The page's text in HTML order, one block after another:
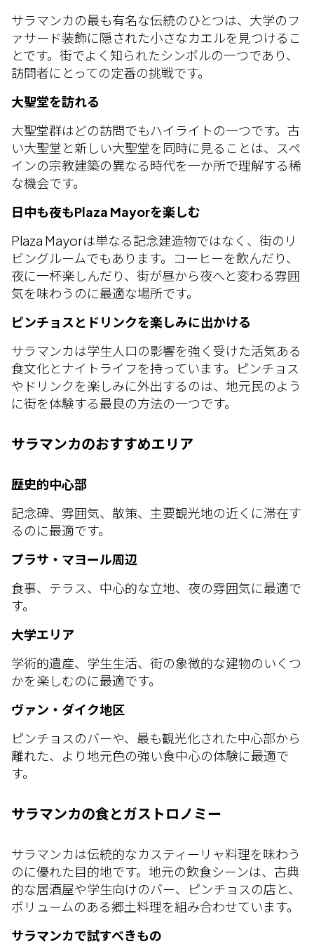
サラマンカの最も有名な伝統のひとつは、大学のフ
ァサード装飾に隠された小さなカエルを見つけるこ
とです。街でよく知られたシンボルの一つであり、
訪問者にとっての定番の挑戦です。
大聖堂を訪れる
大聖堂群はどの訪問でもハイライトの一つです。古
い大聖堂と新しい大聖堂を同時に見ることは、スペ
インの宗教建築の異なる時代を一か所で理解する稀
な機会です。
日中も夜もPlaza Mayorを楽しむ
Plaza Mayorは単なる記念建造物ではなく、街のリ
ビングルームでもあります。コーヒーを飲んだり、
夜に一杯楽しんだり、街が昼から夜へと変わる雰囲
気を味わうのに最適な場所です。
ピンチョスとドリンクを楽しみに出かける
サラマンカは学生人口の影響を強く受けた活気ある
食文化とナイトライフを持っています。ピンチョス
やドリンクを楽しみに外出するのは、地元民のよう
に街を体験する最良の方法の一つです。
サラマンカのおすすめエリア
歴史的中心部
記念碑、雰囲気、散策、主要観光地の近くに滞在す
るのに最適です。
プラサ・マヨール周辺
食事、テラス、中心的な立地、夜の雰囲気に最適で
す。
大学エリア
学術的遺産、学生生活、街の象徴的な建物のいくつ
かを楽しむのに最適です。
ヴァン・ダイク地区
ピンチョスのバーや、最も観光化された中心部から
離れた、より地元色の強い食中心の体験に最適で
す。
サラマンカの食とガストロノミー
サラマンカは伝統的なカスティーリャ料理を味わう
のに優れた目的地です。地元の飲食シーンは、古典
的な居酒屋や学生向けのバー、ピンチョスの店と、
ボリュームのある郷土料理を組み合わせています。
サラマンカで試すべきもの